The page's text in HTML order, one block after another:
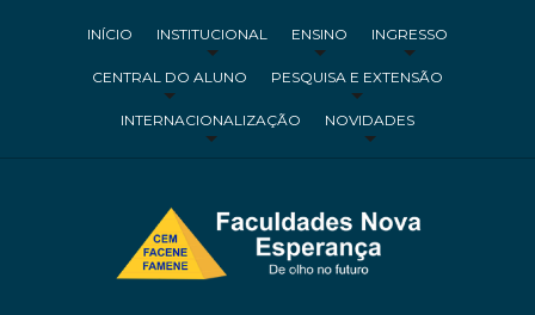
INÍCIO INSTITUCIONAL ENSINO INGRESSO
CENTRAL DO ALUNO PESQUISA E EXTENSÃO
INTERNACIONALIZAÇÃO NOVIDADES